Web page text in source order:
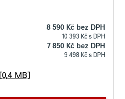
8 590 Kč bez DPH
10 393 Kč s DPH
7 850 Kč bez DPH
9 498 Kč s DPH
[0,4 MB]